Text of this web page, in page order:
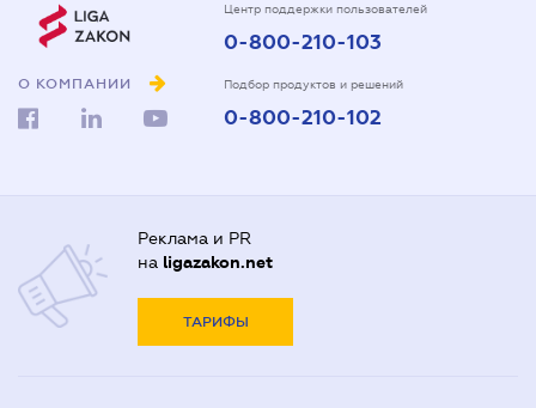
О КОМПАНИИ
Центр поддержки пользователей
0-800-210-103
Подбор продуктов и решений
0-800-210-102
Реклама и PR
на ligazakon.net
ТАРИФЫ